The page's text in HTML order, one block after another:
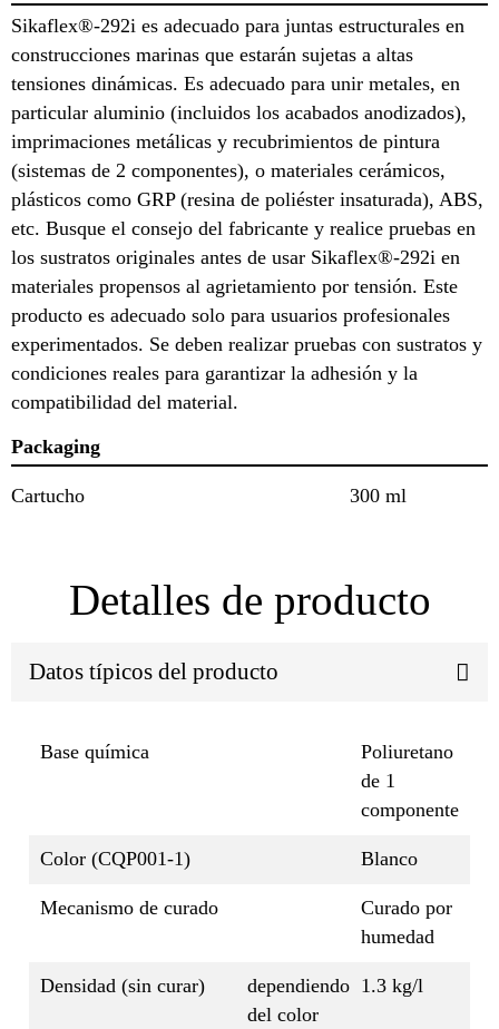
Sikaflex®-292i es adecuado para juntas estructurales en
construcciones marinas que estarán sujetas a altas
tensiones dinámicas. Es adecuado para unir metales, en
particular aluminio (incluidos los acabados anodizados),
imprimaciones metálicas y recubrimientos de pintura
(sistemas de 2 componentes), o materiales cerámicos,
plásticos como GRP (resina de poliéster insaturada), ABS,
etc. Busque el consejo del fabricante y realice pruebas en
los sustratos originales antes de usar Sikaflex®-292i en
materiales propensos al agrietamiento por tensión. Este
producto es adecuado solo para usuarios profesionales
experimentados. Se deben realizar pruebas con sustratos y
condiciones reales para garantizar la adhesión y la
compatibilidad del material.
Packaging
Cartucho 300 ml
Detalles de producto
Datos típicos del producto
Base química
Poliuretano
de 1
componente
Color (CQP001-1) Blanco
Mecanismo de curado
Curado por
humedad
Densidad (sin curar)
dependiendo
del color
1.3 kg/l